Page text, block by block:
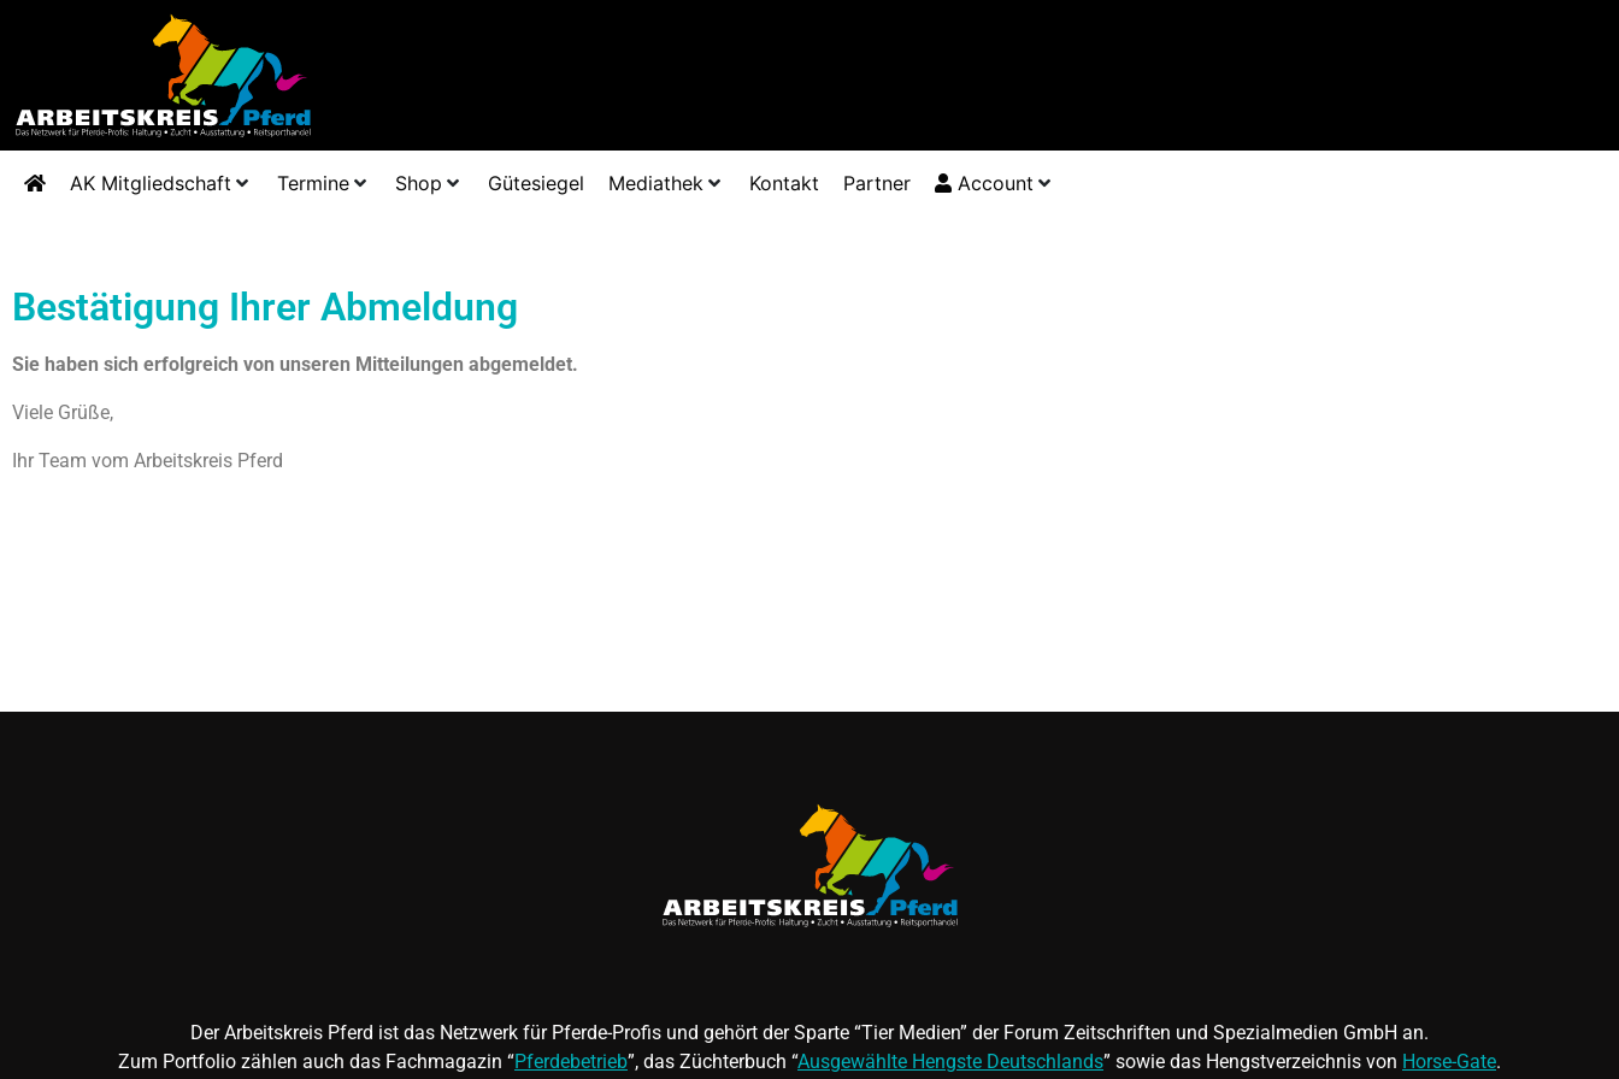
AK Mitgliedschaft Termine Shop Gütesiegel Mediathek Kontakt Partner Account
Bestätigung Ihrer Abmeldung
Sie haben sich erfolgreich von unseren Mitteilungen abgemeldet.
Viele Grüße,
Ihr Team vom Arbeitskreis Pferd
Der Arbeitskreis Pferd ist das Netzwerk für Pferde-Profis und gehört der Sparte “Tier Medien” der Forum Zeitschriften und Spezialmedien GmbH an.
Zum Portfolio zählen auch das Fachmagazin “Pferdebetrieb”, das Züchterbuch “Ausgewählte Hengste Deutschlands” sowie das Hengstverzeichnis von Horse-Gate.